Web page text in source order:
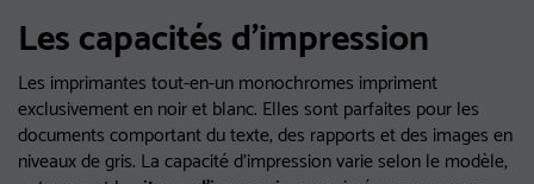
Les capacités d'impression
Les imprimantes tout-en-un monochromes impriment
exclusivement en noir et blanc. Elles sont parfaites pour les
documents comportant du texte, des rapports et des images en
niveaux de gris. La capacité d'impression varie selon le modèle,